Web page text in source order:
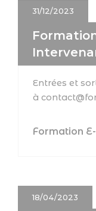
31/12/2023
Entrées et
à
Formation
18/04/2023